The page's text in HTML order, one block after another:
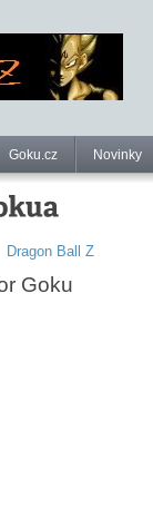
Goku.cz Novinky
Dragon Ball Z
Goku